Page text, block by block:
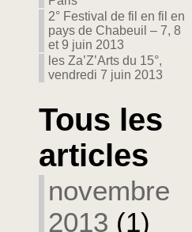
2° Festival de fil en fil en
pays de Chabeuil – 7, 8
et 9 juin 2013
les Za’Z’Arts du 15°,
vendredi 7 juin 2013
Tous les
articles
novembre
2013 (1)